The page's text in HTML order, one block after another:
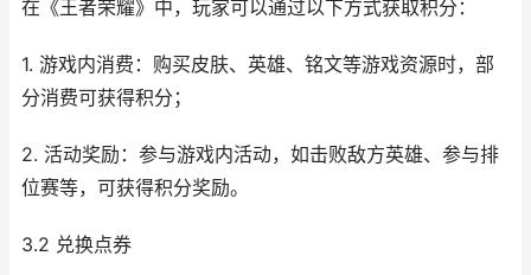
在《王者荣耀》中，玩家可以通过以下方式获取积分：
1. 游戏内消费：购买皮肤、英雄、铭文等游戏资源时，部
分消费可获得积分；
2. 活动奖励：参与游戏内活动，如击败敌方英雄、参与排
位赛等，可获得积分奖励。
3.2 兑换点券